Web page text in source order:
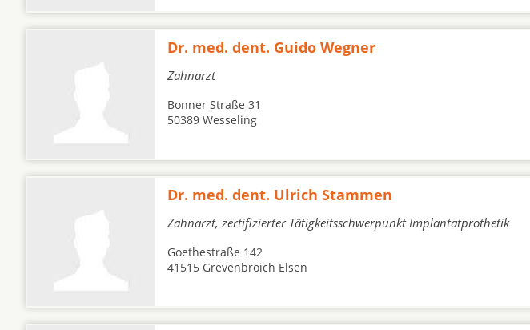
Dr. med. dent. Guido Wegner
Zahnarzt
Bonner Straße 31
50389 Wesseling
Dr. med. dent. Ulrich Stammen
Zahnarzt, zertifizierter Tätigkeitsschwerpunkt Implantatprothetik
Goethestraße 142
41515 Grevenbroich Elsen